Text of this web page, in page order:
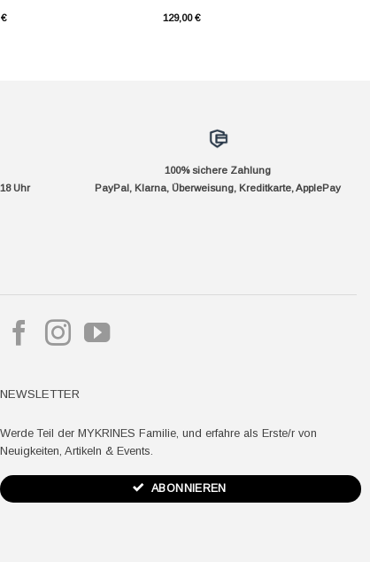
€ 129,00€
Uhr
100% sichere Zahlung
PayPal, Klarna, Überweisung, Kreditkarte, ApplePay
NEWSLETTER
Werde Teil der MYKRINES Familie, und erfahre als Erste/r von
Neuigkeiten, Artikeln & Events.
ABONNIEREN